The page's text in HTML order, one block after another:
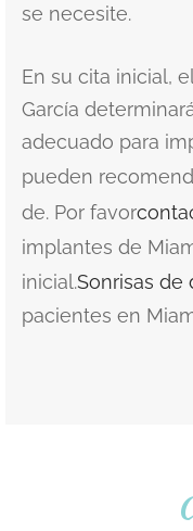
se necesite.
En su cita inicial,
García
adecuado para
pueden
de. Por favor
implantes de
inicial.Sonrisas de
pacientes en